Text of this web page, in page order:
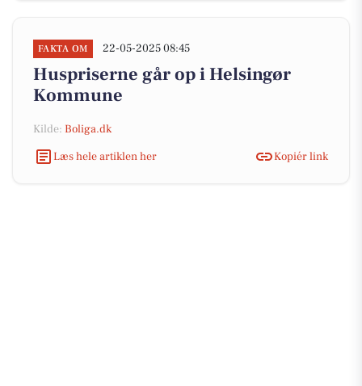
FAKTA OM 22-05-2025 08:45
Huspriserne går op i Helsingør
Kommune
Kilde: Boliga.dk
Læs hele artiklen her
Kopiér link